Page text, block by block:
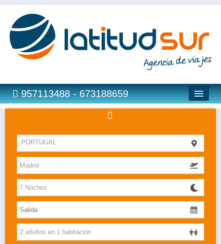
957113488 - 673188659
Hoteles
Costas
Islas
Caribe
Bahia Principe
Cruceros
PORTUGAL